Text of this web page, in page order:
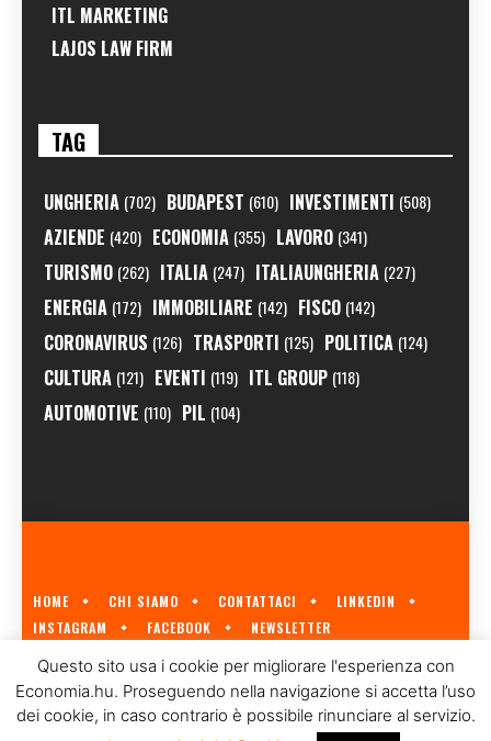
ITL MARKETING
LAJOS LAW FIRM
TAG
UNGHERIA (702) BUDAPEST (610) INVESTIMENTI (508)
AZIENDE (420) ECONOMIA (355) LAVORO (341)
TURISMO (262) ITALIA (247) ITALIAUNGHERIA (227)
ENERGIA (172) IMMOBILIARE (142) FISCO (142)
CORONAVIRUS (126) TRASPORTI (125) POLITICA (124)
CULTURA (121) EVENTI (119) ITL GROUP (118)
AUTOMOTIVE (110) PIL (104)
HOME CHI SIAMO CONTATTACI
LINKEDIN
INSTAGRAM
FACEBOOK NEWSLETTER
ECONOMIA.HU È IL PRIMO GIORNALE ITALIANO SULL'ECONOMIA UNGHERESE
A CURA DIITL GROUP© 2023
Questo sito usa i cookie per migliorare l'esperienza con
Economia.hu. Proseguendo nella navigazione si accetta l’uso
dei cookie, in caso contrario è possibile rinunciare al servizio.